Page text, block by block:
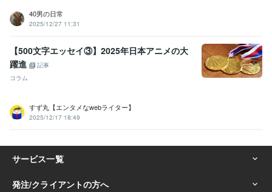
40男の日常
2025/12/27 11:31
【500文字エッセイ③】2025年日本アニメの大
躍進
記事
コラム
すず丸【エンタメなwebライター】
2025/12/17 18:49